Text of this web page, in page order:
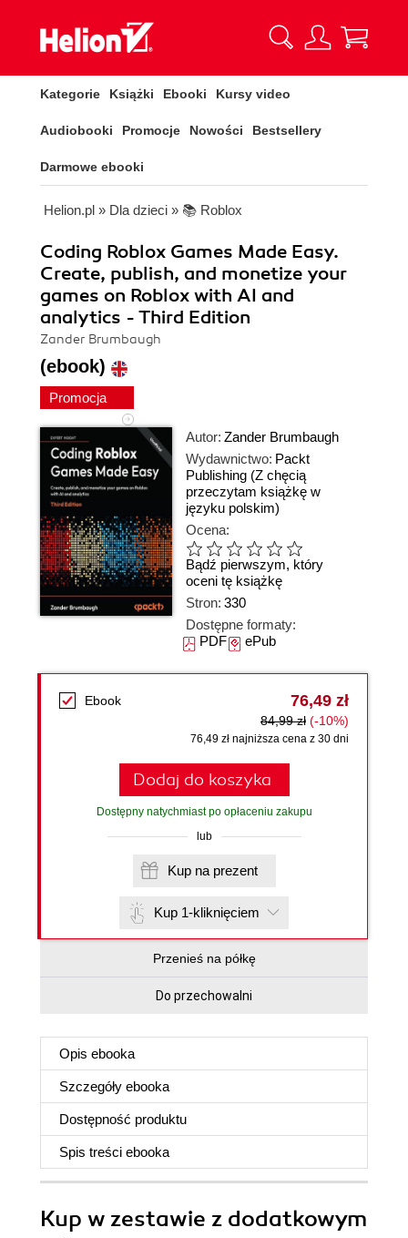
Kategorie Książki Ebooki Kursy video
Audiobooki Promocje Nowości Bestsellery
Darmowe ebooki
Helion.pl » Dla dzieci » 📚 Roblox
Coding Roblox Games Made Easy.
Create, publish, and monetize your
games on Roblox with AI and
analytics - Third Edition
Zander Brumbaugh
(ebook)
Promocja
Autor: Zander Brumbaugh
Wydawnictwo: Packt
Publishing (Z chęcią
przeczytam książkę w
języku polskim)
Ocena:
Bądź pierwszym, który
oceni tę książkę
Stron: 330
Dostępne formaty:
PDFePub
Ebook 76,49 zł
84,99 zł (-10%)
76,49 zł najniższa cena z 30 dni
Dodaj do koszyka
Dostępny natychmiast po opłaceniu zakupu
lub
Kup na prezent
Kup 1-kliknięciem
Przenieś na półkę
Do przechowalni
Opis ebooka
Szczegóły ebooka
Dostępność produktu
Spis treści ebooka
Kup w zestawie z dodatkowym